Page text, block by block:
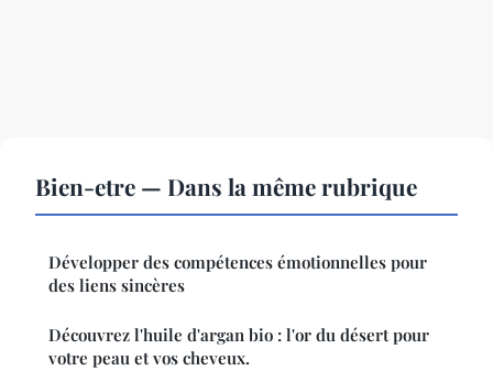
Bien-etre — Dans la même rubrique
Développer des compétences émotionnelles pour
des liens sincères
Découvrez l'huile d'argan bio : l'or du désert pour
votre peau et vos cheveux.